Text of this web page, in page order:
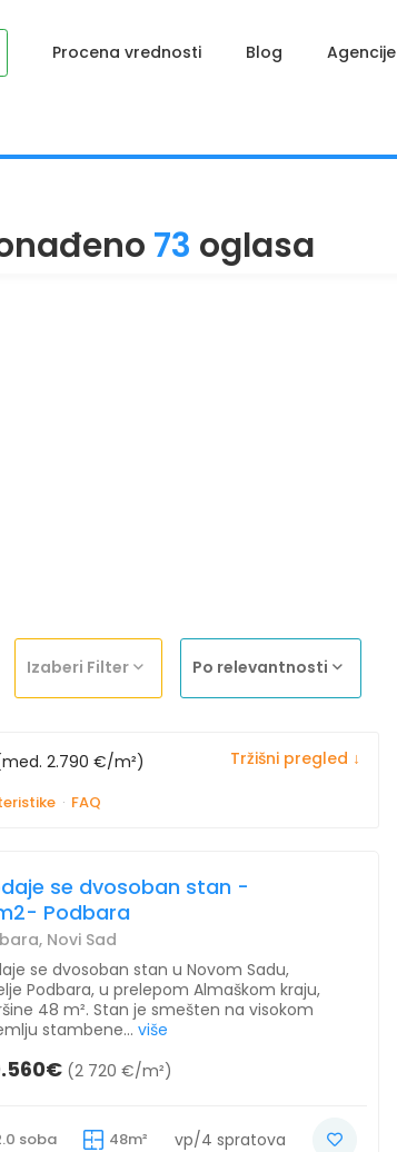
Procena vrednosti Blog Agencije
73 oglasa
Izaberi Filter Po relevantnosti
2.790 €/m²) Tržišni pregled ↓
· FAQ
se dvosoban stan -
Podbara
Novi Sad
se dvosoban stan u Novom Sadu,
Podbara, u prelepom Almaškom kraju,
48 m². Stan je smešten na visokom
stambene... više
(2 720 €/m²)
soba 48m² vp/4 spratova